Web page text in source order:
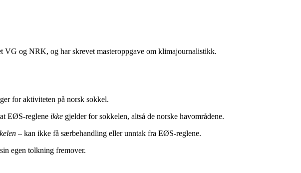
VG og NRK, og har skrevet masteroppgave om klimajournalistikk.
for aktiviteten på norsk sokkel.
EØS-reglene ikke gjelder for sokkelen, altså de norske havområdene.
– kan ikke få særbehandling eller unntak fra EØS-reglene.
egen tolkning fremover.